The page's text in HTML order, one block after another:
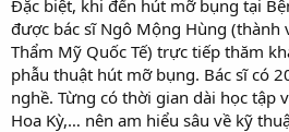
Đặc biệt, khi đến hút mỡ bụng tại
được bác sĩ Ngô Mộng Hùng (thành
Thẩm Mỹ Quốc Tế) trực tiếp thăm
phẫu thuật hút mỡ bụng. Bác sĩ có
nghề. Từng có thời gian dài học tập
Hoa Kỳ,… nên am hiểu sâu về kỹ